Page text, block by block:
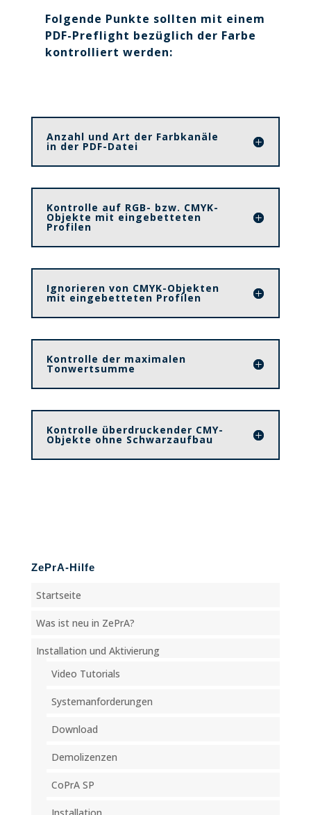
Folgende Punkte sollten mit einem
PDF-Preflight bezüglich der Farbe
kontrolliert werden:
Anzahl und Art der Farbkanäle
in der PDF-Datei
Kontrolle auf RGB- bzw. CMYK-
Objekte mit eingebetteten
Profilen
Ignorieren von CMYK-Objekten
mit eingebetteten Profilen
Kontrolle der maximalen
Tonwertsumme
Kontrolle überdruckender CMY-
Objekte ohne Schwarzaufbau
ZePrA-Hilfe
Startseite
Was ist neu in ZePrA?
Installation und Aktivierung
Video Tutorials
Systemanforderungen
Download
Demolizenzen
CoPrA SP